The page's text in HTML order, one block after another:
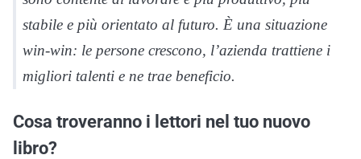
stabile e più orientato al futuro. È una situazione
win-win: le persone crescono, l’azienda trattiene i
migliori talenti e ne trae beneficio.
Cosa troveranno i lettori nel tuo nuovo
libro?